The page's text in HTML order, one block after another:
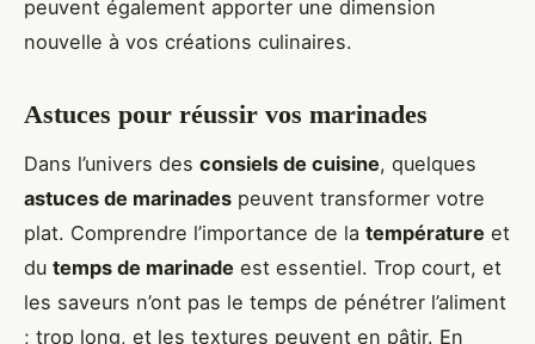
peuvent également apporter une dimension
nouvelle à vos créations culinaires.
Astuces pour réussir vos marinades
Dans l’univers des consiels de cuisine, quelques
astuces de marinades peuvent transformer votre
plat. Comprendre l’importance de la température et
du temps de marinade est essentiel. Trop court, et
les saveurs n’ont pas le temps de pénétrer l’aliment
; trop long, et les textures peuvent en pâtir. En